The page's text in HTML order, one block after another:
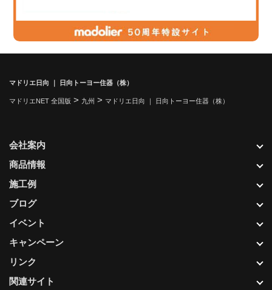
マドリエ日向 ｜ 日向トーヨー住器（株）
マドリエNET 全国版 > 九州 > マドリエ日向 ｜ 日向トーヨー住器（株）
会社案内
商品情報
施工例
ブログ
イベント
キャンペーン
リンク
関連サイト